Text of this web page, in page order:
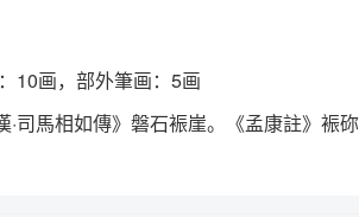
10画，部外筆画：5画
·司馬相如傳》磐石裖崖。《孟康註》裖